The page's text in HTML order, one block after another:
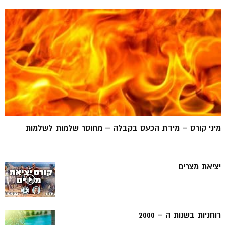
מיני קורס – מידת הכעס בקבלה – מחוסר שלמות לשלמות
יציאת מצרים
רוחניות בשנות ה – 2000